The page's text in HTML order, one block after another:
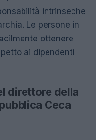
intrinseche
Le persone in
ottenere
ai dipendenti
direttore della
Ceca